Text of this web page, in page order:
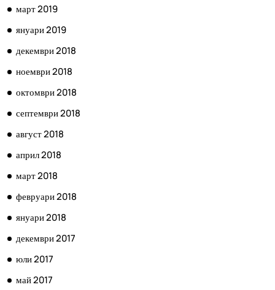
март 2019
януари 2019
декември 2018
ноември 2018
октомври 2018
септември 2018
август 2018
април 2018
март 2018
февруари 2018
януари 2018
декември 2017
юли 2017
май 2017